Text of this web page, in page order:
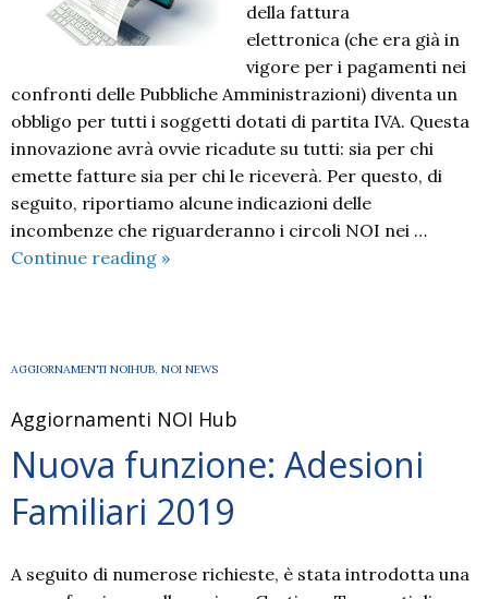
della fattura
elettronica (che era già in
vigore per i pagamenti nei
confronti delle Pubbliche Amministrazioni) diventa un
obbligo per tutti i soggetti dotati di partita IVA. Questa
innovazione avrà ovvie ricadute su tutti: sia per chi
emette fatture sia per chi le riceverà. Per questo, di
seguito, riportiamo alcune indicazioni delle
incombenze che riguarderanno i circoli NOI nei …
Continue reading Fattura
i
NOI
»
AGGIORNAMENTI NOIHUB, NOI NEWS
Aggiornamenti NOI Hub
Nuova funzione: Adesioni
Familiari 2019
A seguito di numerose richieste, è stata introdotta una